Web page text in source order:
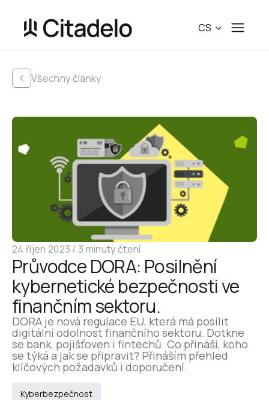
CS
Všechny články
24 říjen 2023 / 3 minuty čtení
Průvodce DORA: Posilnění
kybernetické bezpečnosti ve
finančním sektoru.
DORA je nová regulace EU, která má posílit
digitální odolnost finančního sektoru. Dotkne
se bank, pojišťoven i fintechů. Co přináší, koho
se týká a jak se připravit? Přináším přehled
klíčových požadavků i doporučení.
Kyberbezpečnost